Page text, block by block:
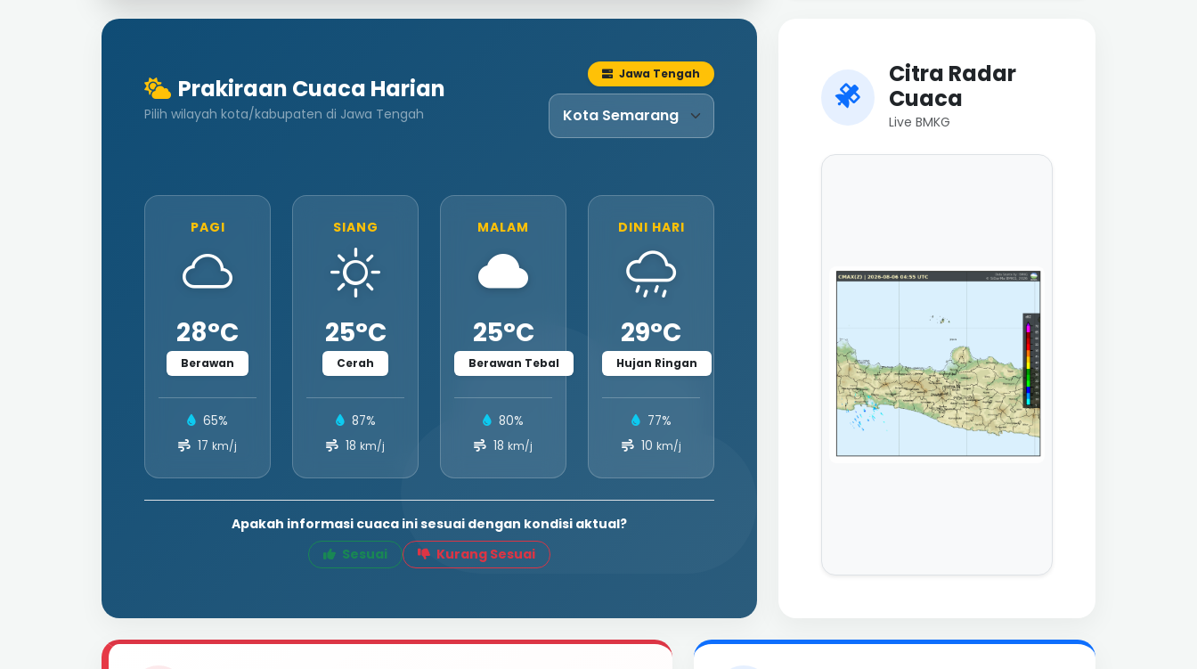
Prakiraan Cuaca Harian
Pilih wilayah kota/kabupaten di Jawa Tengah
Jawa Tengah
PAGI
28°C
Berawan
65%
17 km/j
SIANG
25°C
Cerah
87%
18 km/j
MALAM
25°C
Berawan Tebal
80%
18 km/j
DINI HARI
29°C
Hujan Ringan
77%
10 km/j
Apakah informasi cuaca ini sesuai dengan kondisi aktual?
Sesuai
Kurang Sesuai
Citra Radar
Cuaca
Live BMKG